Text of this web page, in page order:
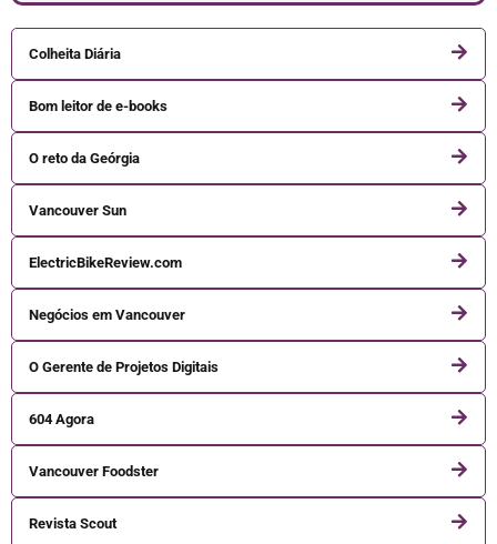
Colheita Diária
Bom leitor de e-books
O reto da Geórgia
Vancouver Sun
ElectricBikeReview.com
Negócios em Vancouver
O Gerente de Projetos Digitais
604 Agora
Vancouver Foodster
Revista Scout